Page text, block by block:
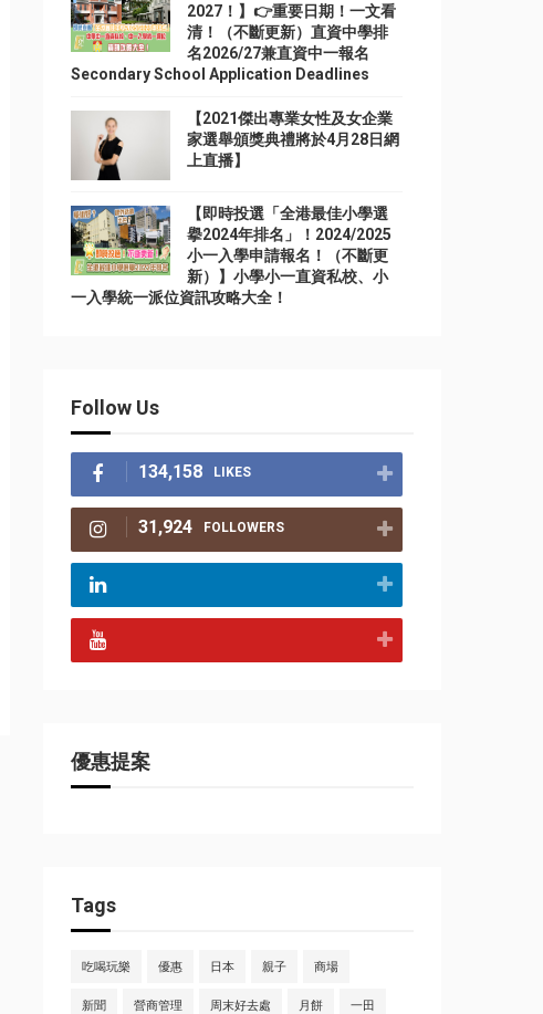
2027！】👉重要日期！一文看
清！（不斷更新）直資中學排
名2026/27兼直資中一報名
Secondary School Application Deadlines
【2021傑出專業女性及女企業
家選舉頒獎典禮將於4月28日網
上直播】
【即時投選「全港最佳小學選
擧2024年排名」！2024/2025
小一入學申請報名！（不斷更
新）】小學小一直資私校、小
一入學統一派位資訊攻略大全！
Follow Us
134,158 LIKES
31,924 FOLLOWERS
優惠提案
Tags
吃喝玩樂 優惠 日本 親子 商場
新聞 營商管理 周末好去處 月餅 一田